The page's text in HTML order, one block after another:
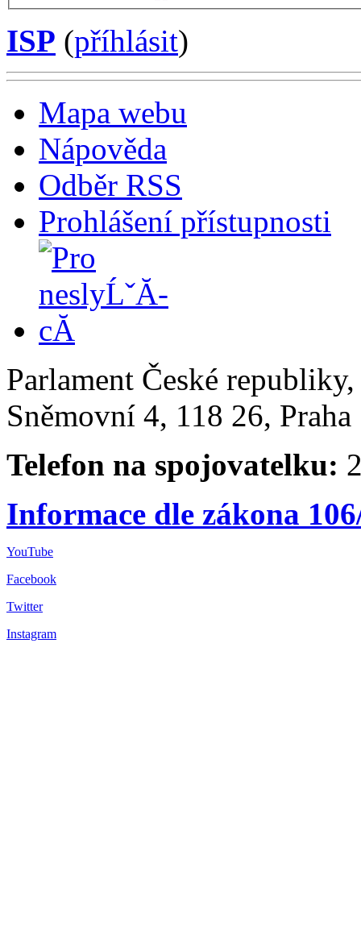
ISP (příhlásit)
Mapa webu
Nápověda
Odběr RSS
Prohlášení přístupnosti
Parlament České
Sněmovní 4, 118 26,
Telefon na spojovatelku:
Informace dle zákona
YouTube
Facebook
Twitter
Instagram